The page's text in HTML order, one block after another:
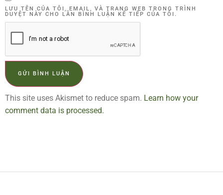
LƯU TÊN CỦA TÔI, EMAIL, VÀ TRANG WEB TRONG TRÌNH
DUYỆT NÀY CHO LẦN BÌNH LUẬN KẾ TIẾP CỦA TÔI.
This site uses Akismet to reduce spam. Learn how your
comment data is processed.